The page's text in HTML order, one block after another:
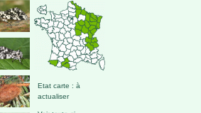
Etat carte : à
actualiser